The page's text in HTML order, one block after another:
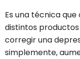
Es una técnica
distintos
corregir una
simplemente,